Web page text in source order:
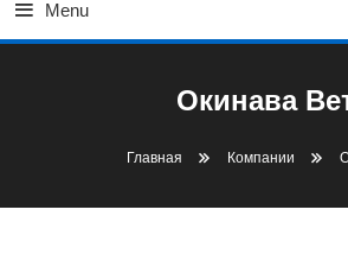
Menu
Окинава
Главная Компании